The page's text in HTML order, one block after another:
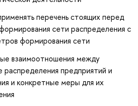
перечень стоящих перед
сети распределения с
формирования сети
взаимоотношения между
распределения предприятий и
и конкретные меры для их